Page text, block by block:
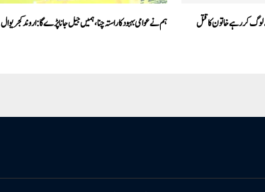
ہم نے عوامی بہبود کا راستہ چنا،ہمیں جیل جانا پڑے گا: اروند کجریوال